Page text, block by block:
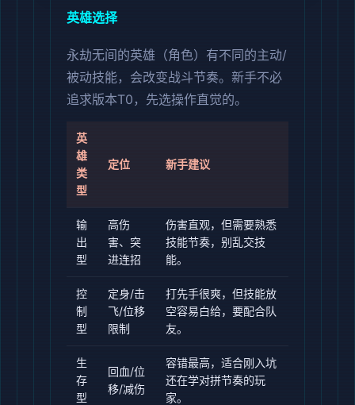
英雄选择
永劫无间的英雄（角色）有不同的主动/
被动技能，会改变战斗节奏。新手不必
追求版本T0，先选操作直觉的。
英
雄
类
型
定位 新手建议
输
出
型
高伤
害、突
进连招
伤害直观，但需要熟悉
技能节奏，别乱交技
能。
控
制
型
定身/击
飞/位移
限制
打先手很爽，但技能放
空容易白给，要配合队
友。
生
存
型
回血/位
移/减伤
容错最高，适合刚入坑
还在学对拼节奏的玩
家。